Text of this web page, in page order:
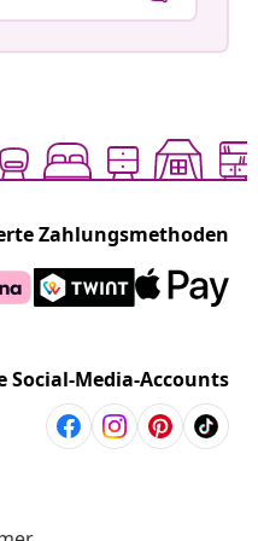
Zahlungsmethoden
Social-Media-Accounts